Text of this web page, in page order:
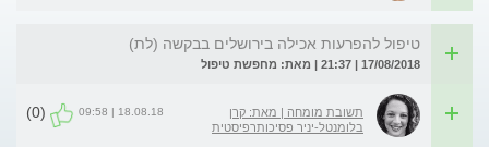
טיפול להפרעות אכילה בירושלים בבקשה (לת)
17/08/2018 | 21:37 | מאת: מחפשת טיפול
תשובת מומחה | מאת: קרן
בלומנטל-יניר פסיכותרפיסטית
18.08.18 | 09:58
(0)